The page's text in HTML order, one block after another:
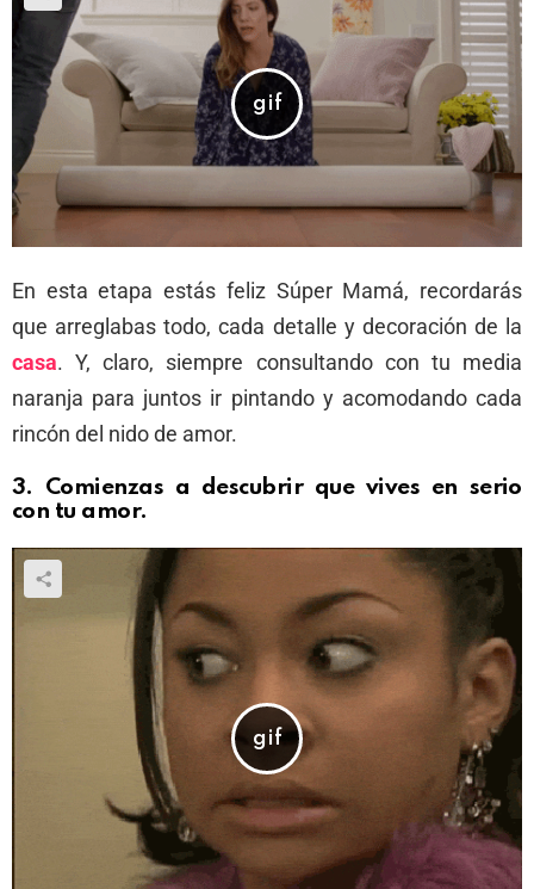
En esta etapa estás feliz Súper Mamá, recordarás
que arreglabas todo, cada detalle y decoración de la
casa. Y, claro, siempre consultando con tu media
naranja para juntos ir pintando y acomodando cada
rincón del nido de amor.
3. Comienzas a descubrir que vives en serio
con tu amor.